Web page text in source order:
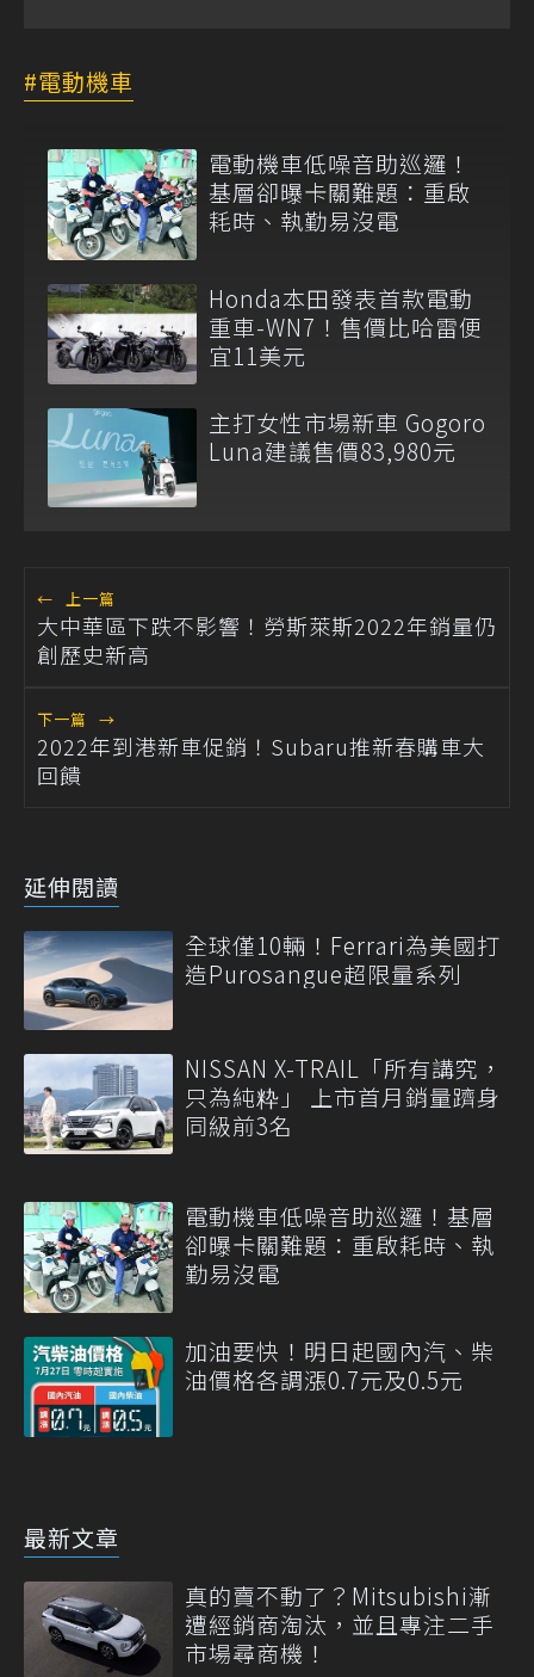
電動機車
電動機車低噪音助巡邏！
基層卻曝卡關難題：重啟
耗時、執勤易沒電
Honda本田發表首款電動
重車-WN7！售價比哈雷便
宜11美元
主打女性市場新車 Gogoro
Luna建議售價83,980元
← 上一篇
大中華區下跌不影響！勞斯萊斯2022年銷量仍
創歷史新高
下一篇 →
2022年到港新車促銷！Subaru推新春購車大
回饋
延伸閱讀
全球僅10輛！Ferrari為美國打
造Purosangue超限量系列
NISSAN X-TRAIL「所有講究，
只為純粋」 上市首月銷量躋身
同級前3名
電動機車低噪音助巡邏！基層
卻曝卡關難題：重啟耗時、執
勤易沒電
加油要快！明日起國內汽、柴
油價格各調漲0.7元及0.5元
最新文章
真的賣不動了？Mitsubishi漸
遭經銷商淘汰，並且專注二手
市場尋商機！